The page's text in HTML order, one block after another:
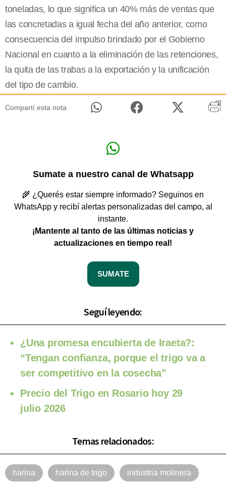
toneladas, lo que significa un 40% más de ventas que
las concretadas a igual fecha del año anterior, como
consecuencia del impulso brindado por el Gobierno
Nacional en cuanto a la eliminación de las retenciones,
la quita de las trabas a la exportación y la unificación
del tipo de cambio.
Compartí esta nota
Sumate a nuestro canal de Whatsapp
🌾 ¿Querés estar siempre informado? Seguinos en
WhatsApp y recibí alertas personalizadas del campo, al
instante.
¡Mantente al tanto de las últimas noticias y
actualizaciones en tiempo real!
SUMATE
Seguí leyendo:
¿Una promesa encubierta de Iraeta?:
“Tengan confianza, porque el trigo va a
ser competitivo en la cosecha”
Precio del Trigo en Rosario hoy 29
julio 2026
Temas relacionados:
harina harina de trigo industria molinera